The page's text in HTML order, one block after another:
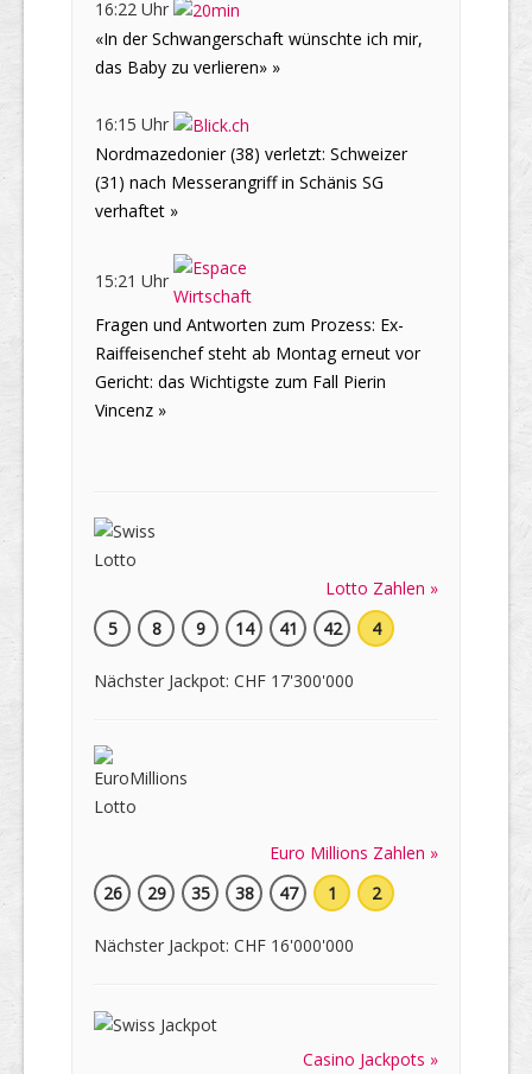
16:22 Uhr
«In der Schwangerschaft wünschte ich mir,
das Baby zu verlieren» »
16:15 Uhr
Nordmazedonier (38) verletzt: Schweizer
(31) nach Messerangriff in Schänis SG
verhaftet »
15:21 Uhr
Fragen und Antworten zum Prozess: Ex-
Raiffeisenchef steht ab Montag erneut vor
Gericht: das Wichtigste zum Fall Pierin
Vincenz »
Lotto Zahlen »
5
8 9 14 41 42 4
Nächster Jackpot: CHF 17'300'000
Euro Millions Zahlen »
26
29 35 38 47 1 2
Nächster Jackpot: CHF 16'000'000
Casino Jackpots »